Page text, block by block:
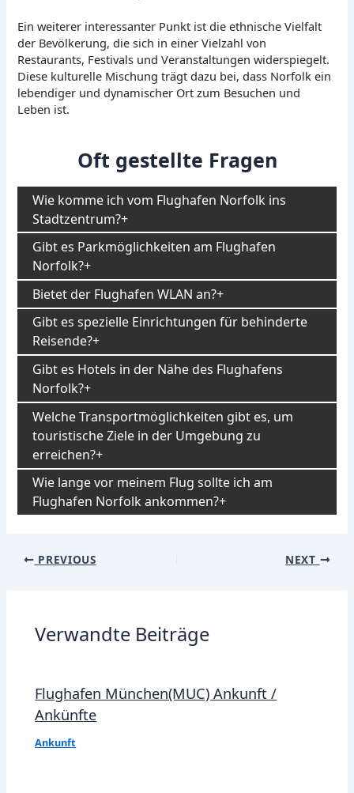
Ein weiterer interessanter Punkt ist die ethnische Vielfalt
der Bevölkerung, die sich in einer Vielzahl von
Restaurants, Festivals und Veranstaltungen widerspiegelt.
Diese kulturelle Mischung trägt dazu bei, dass Norfolk ein
lebendiger und dynamischer Ort zum Besuchen und
Leben ist.
Oft gestellte Fragen
Wie komme ich vom Flughafen Norfolk ins
Stadtzentrum?
Gibt es Parkmöglichkeiten am Flughafen
Norfolk?
Bietet der Flughafen WLAN an?
Gibt es spezielle Einrichtungen für behinderte
Reisende?
Gibt es Hotels in der Nähe des Flughafens
Norfolk?
Welche Transportmöglichkeiten gibt es, um
touristische Ziele in der Umgebung zu
erreichen?
Wie lange vor meinem Flug sollte ich am
Flughafen Norfolk ankommen?
Post
PREVIOUS NEXT
Verwandte Beiträge
Flughafen München(MUC) Ankunft /
Ankünfte
Ankunft